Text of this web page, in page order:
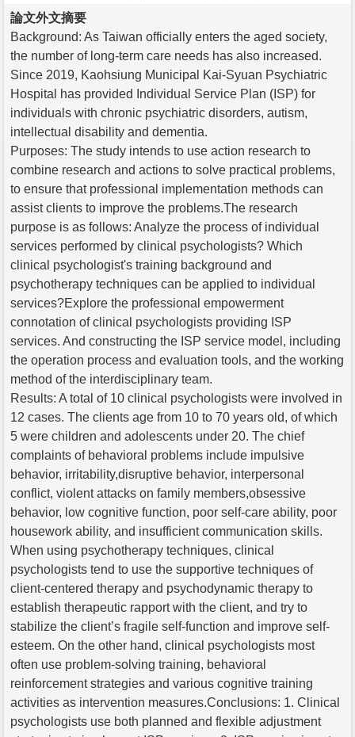
論文外文摘要
Background: As Taiwan officially enters the aged society,
the number of long-term care needs has also increased.
Since 2019, Kaohsiung Municipal Kai-Syuan Psychiatric
Hospital has provided Individual Service Plan (ISP) for
individuals with chronic psychiatric disorders, autism,
intellectual disability and dementia.
Purposes: The study intends to use action research to
combine research and actions to solve practical problems,
to ensure that professional implementation methods can
assist clients to improve the problems.The research
purpose is as follows: Analyze the process of individual
services performed by clinical psychologists? Which
clinical psychologist's training background and
psychotherapy techniques can be applied to individual
services?Explore the professional empowerment
connotation of clinical psychologists providing ISP
services. And constructing the ISP service model, including
the operation process and evaluation tools, and the working
method of the interdisciplinary team.
Results: A total of 10 clinical psychologists were involved in
12 cases. The clients age from 10 to 70 years old, of which
5 were children and adolescents under 20. The chief
complaints of behavioral problems include impulsive
behavior, irritability,disruptive behavior, interpersonal
conflict, violent attacks on family members,obsessive
behavior, low cognitive function, poor self-care ability, poor
housework ability, and insufficient communication skills.
When using psychotherapy techniques, clinical
psychologists tend to use the supportive techniques of
client-centered therapy and psychodynamic therapy to
establish therapeutic rapport with the client, and try to
stabilize the client’s fragile self-function and improve self-
esteem. On the other hand, clinical psychologists most
often use problem-solving training, behavioral
reinforcement strategies and various cognitive training
activities as intervention measures.Conclusions: 1. Clinical
psychologists use both planned and flexible adjustment